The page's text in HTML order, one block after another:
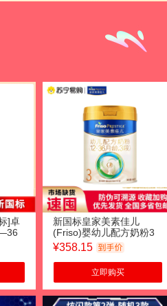
]卓
新国标皇家美素佳儿
(Friso)婴幼儿配方奶粉3
段(12-36个月)800g
¥358.15
立即购买